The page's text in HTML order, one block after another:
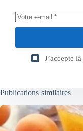
J’accepte la
Publications similaires